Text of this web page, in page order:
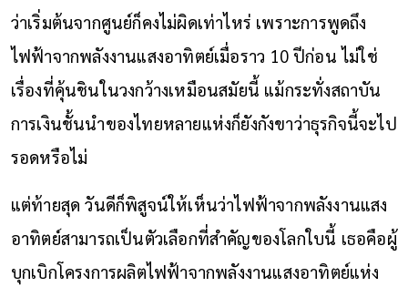
ว่าเริ่มต้นจากศูนย์ก็คงไม่ผิดเท่าไหร่ เพราะการพูดถึง
ไฟฟ้าจากพลังงานแสงอาทิตย์เมื่อราว 10 ปีก่อน ไม่ใช่
เรื่องที่คุ้นชินในวงกว้างเหมือนสมัยนี้ แม้กระทั่งสถาบัน
การเงินชั้นนำของไทยหลายแห่งก็ยังกังขาว่าธุรกิจนี้จะไป
รอดหรือไม่
แต่ท้ายสุด วันดีก็พิสูจน์ให้เห็นว่าไฟฟ้าจากพลังงานแสง
อาทิตย์สามารถเป็นตัวเลือกที่สำคัญของโลกใบนี้ เธอคือผู้
บุกเบิกโครงการผลิตไฟฟ้าจากพลังงานแสงอาทิตย์แห่ง